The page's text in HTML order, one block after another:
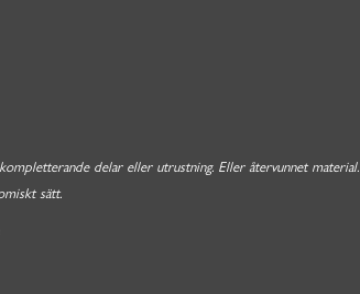
delar eller utrustning. Eller återvunnet material.
sätt.